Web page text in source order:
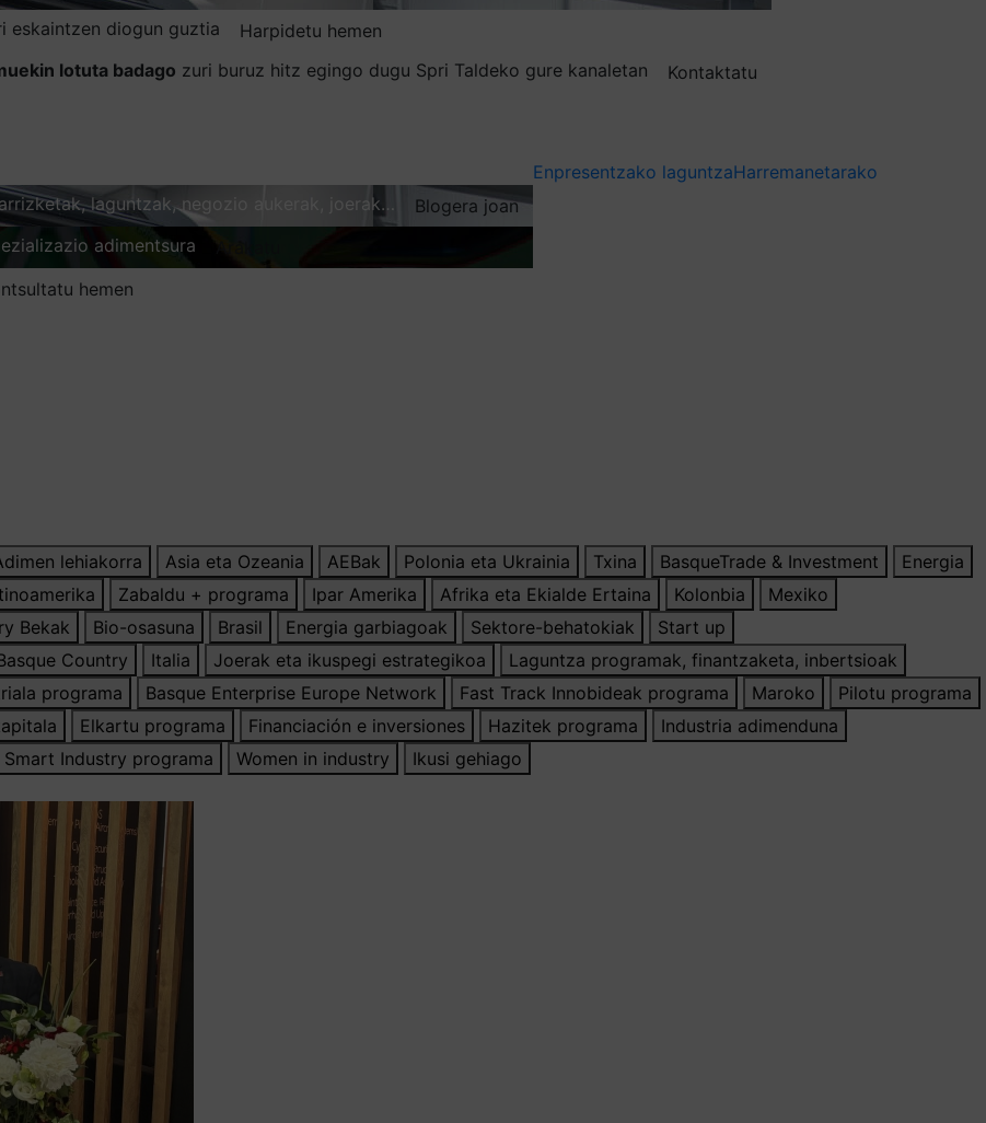
eskaintzen diogun guztia
Harpidetu hemen
lotuta badago zuri buruz hitz egingo dugu Spri Taldeko gure kanaletan
Kontaktatu
laguntzak, negozio aukerak, joerak…
Blogera joan
adimentsura
hemen
Enpresentzako laguntzaHarremanetarako
lehiakorra Asia eta Ozeania AEBak Polonia eta Ukrainia Txina BasqueTrade & Investment
Energia
Zabaldu + programa Ipar Amerika Afrika eta Ekialde Ertaina Kolonbia
Mexiko
Bekak Bio-osasuna Brasil Energia garbiagoak Sektore-behatokiak
Start up
Country Italia Joerak eta ikuspegi estrategikoa
Laguntza programak, finantzaketa, inbertsioak
programa Basque Enterprise Europe Network Fast Track Innobideak programa Maroko
Pilotu programa
Elkartu programa Financiación e inversiones Hazitek programa
Industria adimenduna
Smart Industry programa Women in industry
Ikusi gehiago